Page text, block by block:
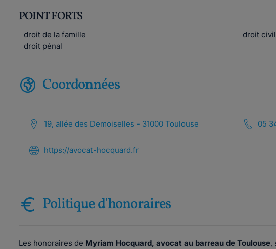
POINT FORTS
droit de la famille
droit
droit pénal
Coordonnées
19, allée des Demoiselles - 31000 Toulouse 05
https://avocat-hocquard.fr
Politique d'honoraires
Les honoraires de Myriam Hocquard, avocat au barreau de Toulouse,